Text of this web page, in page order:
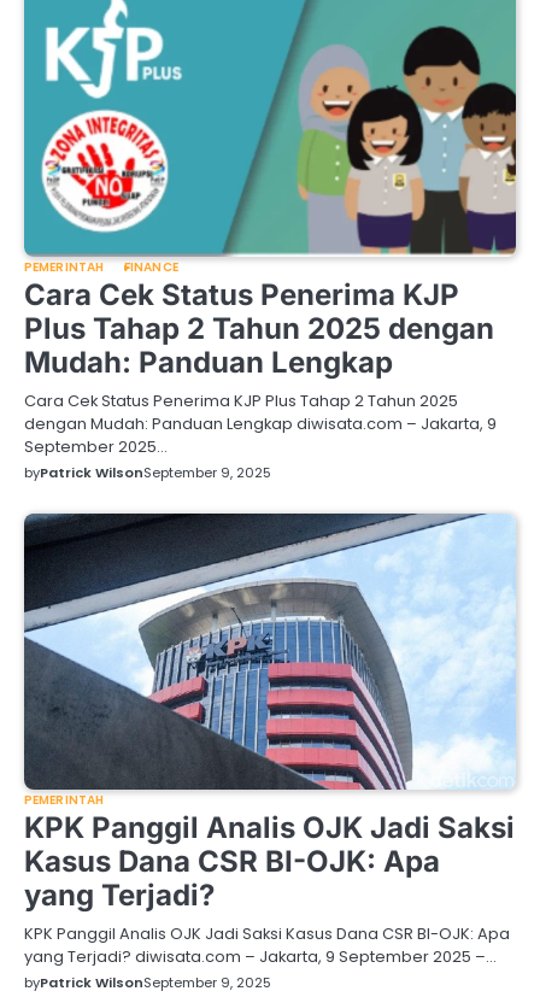
PEMERINTAH FINANCE
Cara Cek Status Penerima KJP
Plus Tahap 2 Tahun 2025 dengan
Mudah: Panduan Lengkap
Cara Cek Status Penerima KJP Plus Tahap 2 Tahun 2025
dengan Mudah: Panduan Lengkap diwisata.com – Jakarta, 9
September 2025…
byPatrick WilsonSeptember 9, 2025
PEMERINTAH
KPK Panggil Analis OJK Jadi Saksi
Kasus Dana CSR BI-OJK: Apa
yang Terjadi?
KPK Panggil Analis OJK Jadi Saksi Kasus Dana CSR BI-OJK: Apa
yang Terjadi? diwisata.com – Jakarta, 9 September 2025 –…
byPatrick WilsonSeptember 9, 2025